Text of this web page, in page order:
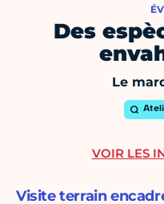
Des
Le
Visite terrain
VOIR LES